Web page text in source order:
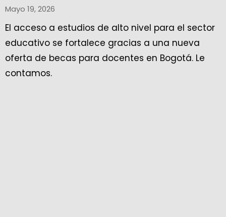
Mayo 19, 2026
El acceso a estudios de alto nivel para el sector
educativo se fortalece gracias a una nueva
oferta de becas para docentes en Bogotá. Le
contamos.